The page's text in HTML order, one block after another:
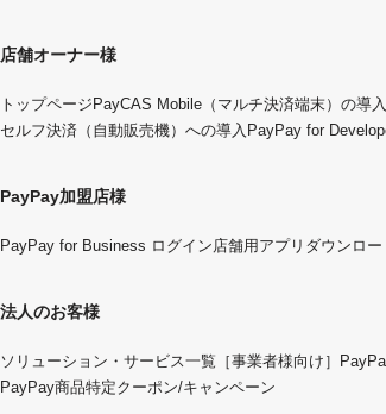
店舗オーナー様
トップページ PayCAS Mobile（マルチ決済端末）の導入
セルフ決済（自動販売機）への導入 PayPay for
PayPay加盟店様
PayPay for Business ログイン 店舗用アプリダウンロー
法人のお客様
ソリューション・サービス一覧 ［事業者様向け］
PayPay商品特定クーポン/キャンペーン